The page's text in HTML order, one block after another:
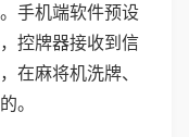
手机端软件预设
控牌器接收到信
在麻将机洗牌、
。